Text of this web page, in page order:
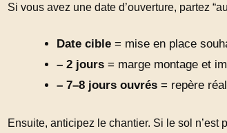
Si vous avez une date d’ouverture, partez
Date cible= mise en place
– 2 jours= marge montage et
– 7–8 jours ouvrés= repère
Ensuite, anticipez le chantier. Si le sol n’est